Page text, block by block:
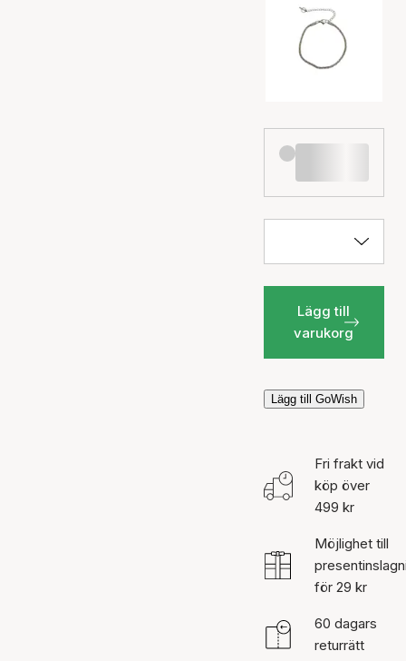
Lägg till
varukorg
Lägg till GoWish
Fri frakt vid
köp över
499 kr
Möjlighet till
för 29 kr
60 dagars
returrätt